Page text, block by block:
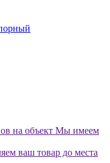
на объект Мы имеем
ваш товар до места